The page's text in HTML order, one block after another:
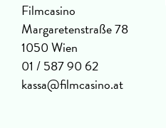
Filmcasino
Margaretenstraße 78
1050 Wien
01 / 587 90 62
kassa@filmcasino.at